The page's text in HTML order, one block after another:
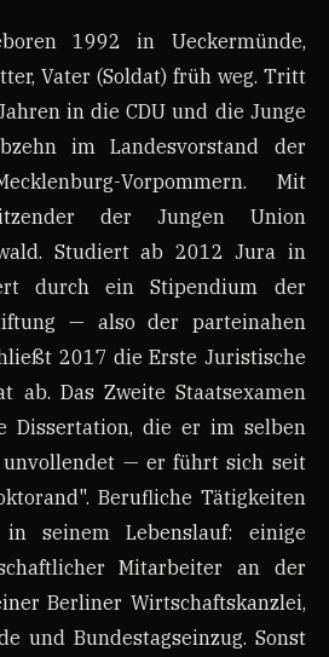
1992 in Ueckermünde,
Vater (Soldat) früh weg. Tritt
in die CDU und die Junge
im Landesvorstand der
Vorpommern. Mit
der Jungen Union
Studiert ab 2012 Jura in
durch ein Stipendium der
— also der parteinahen
2017 die Erste Juristische
ab. Das Zweite Staatsexamen
Dissertation, die er im selben
— er führt sich seit
Berufliche Tätigkeiten
seinem Lebenslauf: einige
Mitarbeiter an der
Berliner Wirtschaftskanzlei,
und Bundestagseinzug. Sonst